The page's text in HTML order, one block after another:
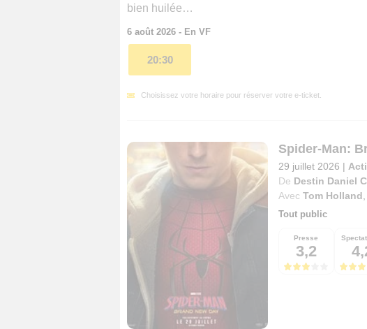
bien huilée…
6 août 2026 - En VF
20:30
Choisissez votre horaire pour réserver votre e-ticket.
Spider-Man:
29 juillet 2026 |
De Destin Daniel
Avec Tom Holland
Tout public
Presse
3,2